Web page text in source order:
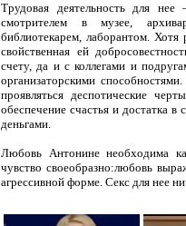
Трудовая деятельность для
смотрителем в музее,
библиотекарем, лаборантом. Хотя
свойственная ей
счету, да и с коллегами и
организаторскими
проявляться деспотические
обеспечение счастья и достатка
деньгами.
Любовь Антонине необходима
чувство своеобразно:любовь
агрессивной форме. Секс для нее